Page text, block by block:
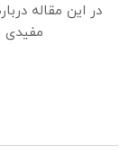
در این مقاله
مفیدی